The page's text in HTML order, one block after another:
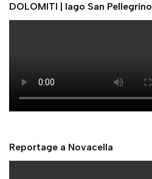
DOLOMITI | lago San Pellegrino
Reportage a Novacella